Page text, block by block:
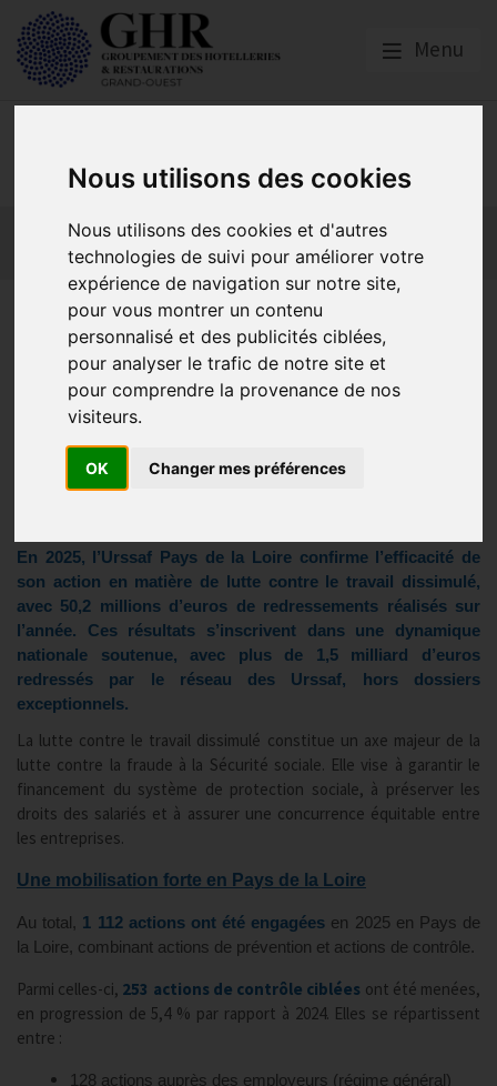
Nous utilisons des cookies
Nous utilisons des cookies et d'autres
technologies de suivi pour améliorer votre
expérience de navigation sur notre site,
pour vous montrer un contenu
personnalisé et des publicités ciblées,
pour analyser le trafic de notre site et
pour comprendre la provenance de nos
visiteurs.
OK Changer mes préférences
Menu
Actualités Qui sommes nous ?
Formations
GHR National
Partenaires
Lutte contre la fraude 2025 :
une efficacité confirmée en
Pays de la Loire
Actualités locales
En 2025, l’Urssaf Pays de la Loire confirme l’efficacité de
son action en matière de lutte contre le travail dissimulé,
avec 50,2 millions d’euros de redressements réalisés sur
l’année. Ces résultats s’inscrivent dans une dynamique
nationale soutenue, avec plus de 1,5 milliard d’euros
redressés par le réseau des Urssaf, hors dossiers
exceptionnels.
La lutte contre le travail dissimulé constitue un axe majeur de la
lutte contre la fraude à la Sécurité sociale. Elle vise à garantir le
financement du système de protection sociale, à préserver les
droits des salariés et à assurer une concurrence équitable entre
les entreprises.
Une mobilisation forte en Pays de la Loire
Au total, 1 112 actions ont été engagées en 2025 en Pays de
la Loire, combinant actions de prévention et actions de contrôle.
Parmi celles-ci, 253 actions de contrôle ciblées ont été menées,
en progression de 5,4 % par rapport à 2024. Elles se répartissent
entre :
128 actions auprès des employeurs (régime général)